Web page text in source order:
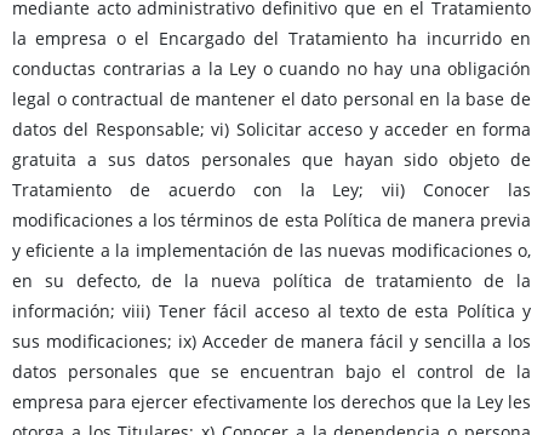
mediante acto administrativo definitivo que en el Tratamiento
la empresa o el Encargado del Tratamiento ha incurrido en
conductas contrarias a la Ley o cuando no hay una obligación
legal o contractual de mantener el dato personal en la base de
datos del Responsable; vi) Solicitar acceso y acceder en forma
gratuita a sus datos personales que hayan sido objeto de
Tratamiento de acuerdo con la Ley; vii) Conocer las
modificaciones a los términos de esta Política de manera previa
y eficiente a la implementación de las nuevas modificaciones o,
en su defecto, de la nueva política de tratamiento de la
información; viii) Tener fácil acceso al texto de esta Política y
sus modificaciones; ix) Acceder de manera fácil y sencilla a los
datos personales que se encuentran bajo el control de la
empresa para ejercer efectivamente los derechos que la Ley les